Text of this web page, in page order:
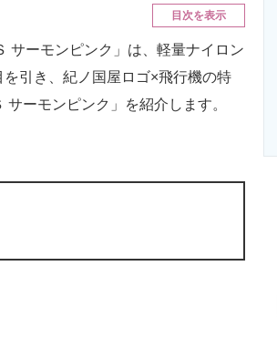
目次を表示
ーモンピンク」は、軽量ナイロン
引き、紀ノ国屋ロゴ×飛行機の特
ーモンピンク」を紹介します。